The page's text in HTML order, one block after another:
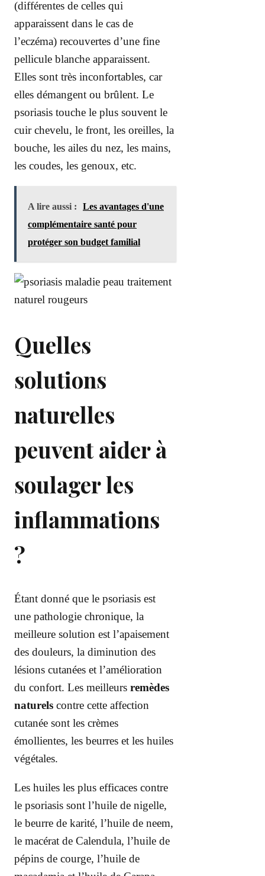
(différentes de celles qui
apparaissent dans le cas de
l’eczéma) recouvertes d’une fine
pellicule blanche apparaissent.
Elles sont très inconfortables, car
elles démangent ou brûlent. Le
psoriasis touche le plus souvent le
cuir chevelu, le front, les oreilles, la
bouche, les ailes du nez, les mains,
les coudes, les genoux, etc.
A lire aussi :
Les avantages d'une
complémentaire santé pour
protéger son budget familial
Quelles
solutions
naturelles
peuvent aider à
soulager les
inflammations
?
Étant donné que le psoriasis est
une pathologie chronique, la
meilleure solution est l’apaisement
des douleurs, la diminution des
lésions cutanées et l’amélioration
du confort. Les meilleurs remèdes
naturels contre cette affection
cutanée sont les crèmes
émollientes, les beurres et les huiles
végétales.
Les huiles les plus efficaces contre
le psoriasis sont l’huile de nigelle,
le beurre de karité, l’huile de neem,
le macérat de Calendula, l’huile de
pépins de courge, l’huile de